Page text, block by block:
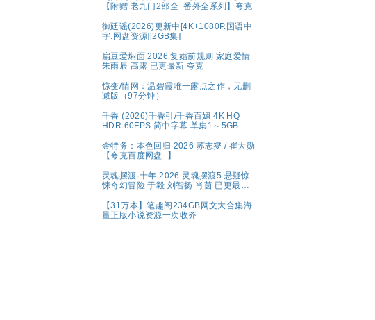
【附赠 老九门2部全+番外全系列】夸克
御廷谣(2026)更新中[4K+1080P.国语中
字.网盘资源][2GB集]
扁豆爱焖面 2026 复婚前规则 家庭爱情
朱雨辰 高露 已更最新 夸克
惊变/情网：温碧霞唯一露点之作，无删
减版（97分钟）
千香 (2026)千香引/千香百媚 4K HQ
HDR 60FPS 简中字幕 单集1～5GB】
金特务：本色回归 2026 苏志燮 / 崔大勋
【夸克百度网盘+】
灵魂摆渡·十年 2026 灵魂摆渡5 悬疑惊
悚奇幻冒险 于毅 刘智扬 肖茵 已更最新
【31万本】笔趣阁234GB网文大合集海
量正版小说资源一次收齐